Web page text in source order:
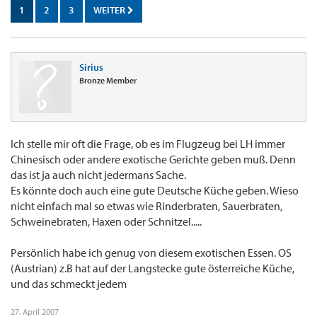
1 2 3 WEITER
Sirius
Bronze Member
Ich stelle mir oft die Frage, ob es im Flugzeug bei LH immer
Chinesisch oder andere exotische Gerichte geben muß. Denn
das ist ja auch nicht jedermans Sache.
Es könnte doch auch eine gute Deutsche Küche geben. Wieso
nicht einfach mal so etwas wie Rinderbraten, Sauerbraten,
Schweinebraten, Haxen oder Schnitzel.....
Persönlich habe ich genug von diesem exotischen Essen. OS
(Austrian) z.B hat auf der Langstecke gute österreiche Küche,
und das schmeckt jedem
27. April 2007